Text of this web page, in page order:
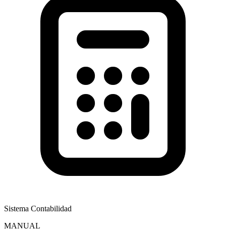
Sistema Contabilidad
MANUAL